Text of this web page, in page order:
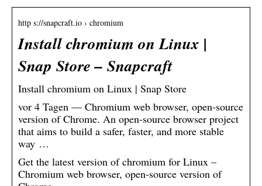
http s://snapcraft.io › chromium
Install chromium on Linux |
Snap Store – Snapcraft
Install chromium on Linux | Snap Store
vor 4 Tagen — Chromium web browser, open-source
version of Chrome. An open-source browser project
that aims to build a safer, faster, and more stable
way …
Get the latest version of chromium for Linux –
Chromium web browser, open-source version of